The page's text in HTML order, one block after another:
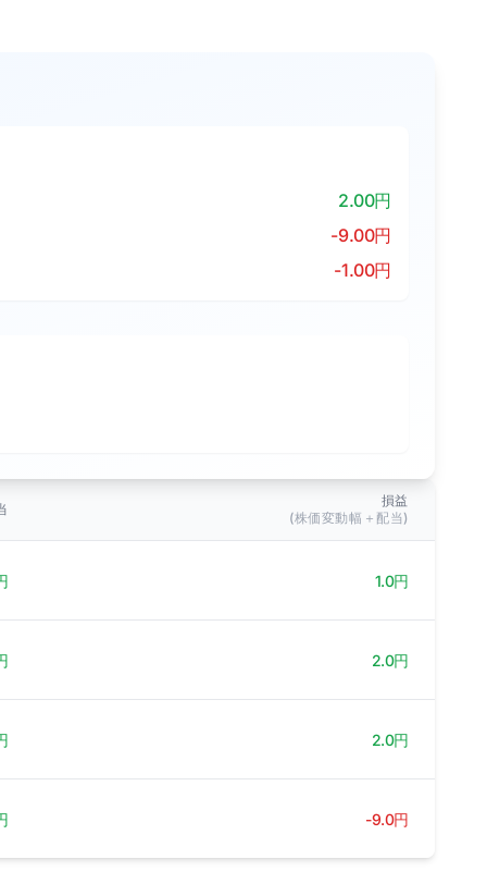
2.00円
-9.00円
-1.00円
損益
(株価変動幅＋配当)
1.0円
2.0円
2.0円
-9.0円